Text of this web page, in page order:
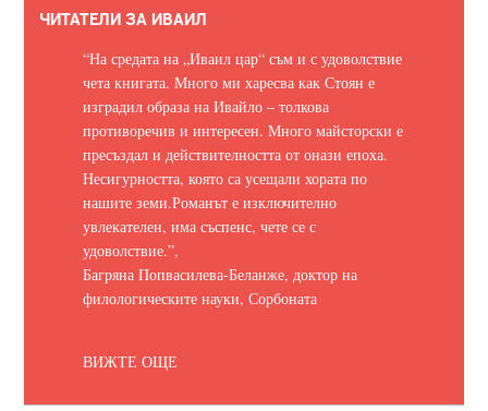
ЧИТАТЕЛИ ЗА ИВАИЛ
“На средата на „Иваил цар“ съм и с удоволствие
чета книгата. Много ми харесва как Стоян е
изградил образа на Ивайло – толкова
противоречив и интересен. Много майсторски е
пресъздал и действителността от онази епоха.
Несигурността, която са усещали хората по
нашите земи.Романът е изключително
увлекателен, има съспенс, чете се с
удоволствие.”,
Багряна Попвасилева-Беланже, доктор на
филологическите науки, Сорбоната
ВИЖТЕ ОЩЕ